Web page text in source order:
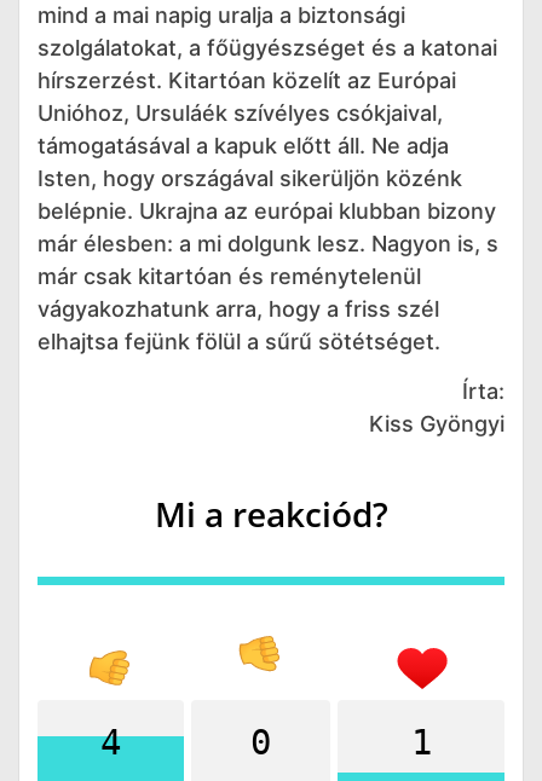
mind a mai napig uralja a biztonsági
szolgálatokat, a főügyészséget és a katonai
hírszerzést. Kitartóan közelít az Európai
Unióhoz, Ursuláék szívélyes csókjaival,
támogatásával a kapuk előtt áll. Ne adja
Isten, hogy országával sikerüljön közénk
belépnie. Ukrajna az európai klubban bizony
már élesben: a mi dolgunk lesz. Nagyon is, s
már csak kitartóan és reménytelenül
vágyakozhatunk arra, hogy a friss szél
elhajtsa fejünk fölül a sűrű sötétséget.
Írta:
Kiss Gyöngyi
Mi a reakciód?
4 0 1